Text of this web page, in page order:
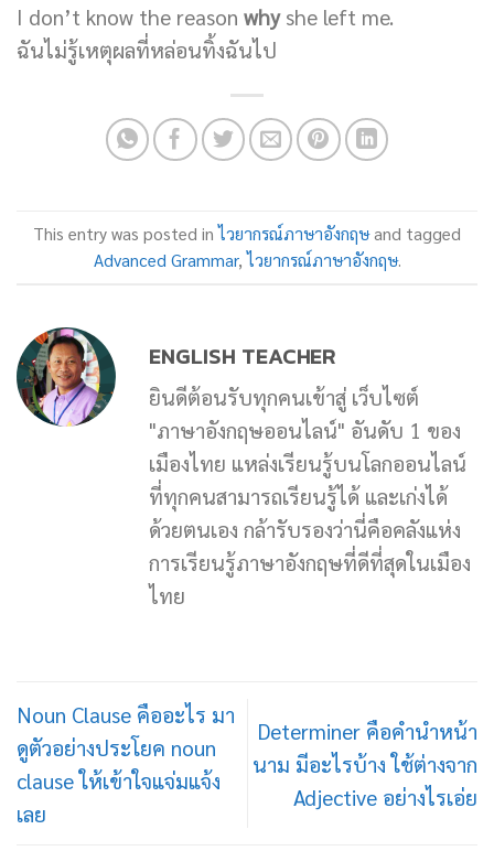
I don’t know the reason whyshe left me.
ฉันไม่รู้เหตุผลที่หล่อนทิ้งฉันไป
This entry was posted inไวยากรณ์ภาษาอังกฤษand tagged
Advanced Grammar,ไวยากรณ์ภาษาอังกฤษ.
ENGLISH TEACHER
ยินดีต้อนรับทุกคนเข้าสู่ เว็บไซต์
"ภาษาอังกฤษออนไลน์" อันดับ 1 ของ
เมืองไทย แหล่งเรียนรู้บนโลกออนไลน์
ที่ทุกคนสามารถเรียนรู้ได้ และเก่งได้
ด้วยตนเอง กล้ารับรองว่านี่คือคลังแห่ง
การเรียนรู้ภาษาอังกฤษที่ดีที่สุดในเมือง
ไทย
Noun Clause คืออะไร มา
ดูตัวอย่างประโยค noun
clause ให้เข้าใจแจ่มแจ้ง
เลย
Determiner คือคำนำหน้า
นาม มีอะไรบ้าง ใช้ต่างจาก
Adjective อย่างไรเอ่ย